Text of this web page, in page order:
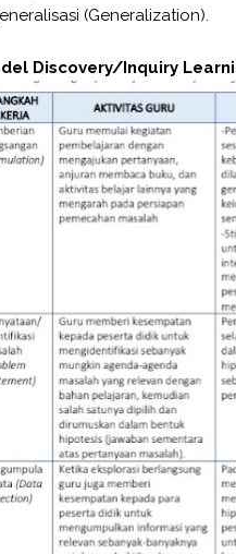
(Generalization).
Discovery/Inquiry